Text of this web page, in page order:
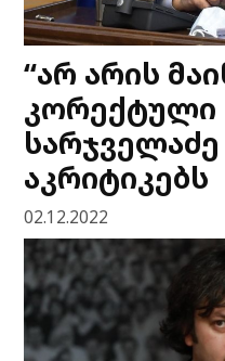
“არ არის
კორექტული
აკრიტიკებს
02.12.2022